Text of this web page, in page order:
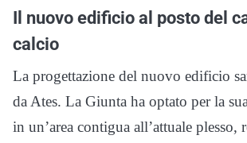
Il nuovo edificio al posto del
calcio
La progettazione del nuovo edificio
da Ates. La Giunta ha optato per la
in un’area contigua all’attuale plesso,